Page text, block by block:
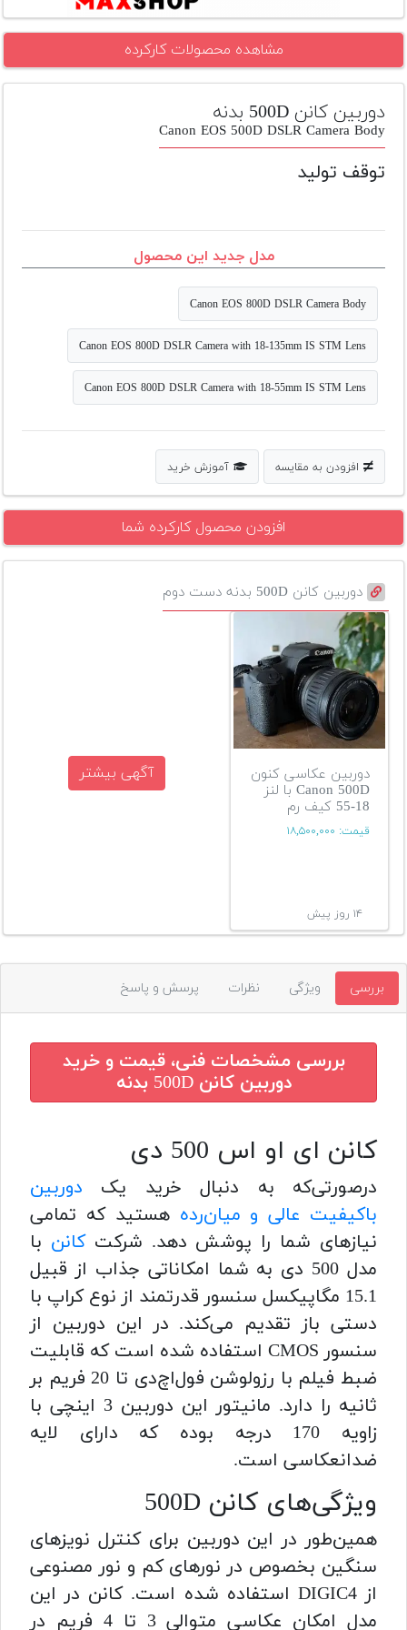
پلاس
افزودن
محصول
دست
دوم
قیمت
بله
مشاهده محصولات کارکرده
دوربین کانن 500D بدنه
Canon EOS 500D DSLR Camera Body
توقف تولید
مدل جدید این محصول
Canon EOS 800D DSLR Camera Body
Canon EOS 800D DSLR Camera with 18-135mm IS STM Lens
Canon EOS 800D DSLR Camera with 18-55mm IS STM Lens
افزودن به مقایسه آموزش خرید
افزودن محصول کارکرده شما
دوربین کانن 500D بدنه دست دوم
دوربین عکاسی کنون
Canon 500D با لنز
18-55 کیف رم
قیمت: ۱۸,۵۰۰,۰۰۰
۱۴ روز پیش
آگهی بیشتر
بررسی ویژگی نظرات پرسش و پاسخ
بررسی مشخصات فنی، قیمت و خرید
دوربین کانن 500D بدنه
کانن ای او اس 500 دی
درصورتی‌که به دنبال خرید یک دوربین
باکیفیت عالی و میان‌ردههستید که تمامی
نیازهای شما را پوشش دهد. شرکتکانن با
مدل 500 دی به شما امکاناتی جذاب از قبیل
15.1 مگاپیکسل سنسور قدرتمند از نوع کراپ با
دستی باز تقدیم می‌کند. در این دوربین از
سنسور CMOS استفاده شده است که قابلیت
ضبط فیلم با رزولوشن فول‌اچ‌دی تا 20 فریم بر
ثانیه را دارد. مانیتور این دوربین 3 اینچی با
زاویه 170 درجه بوده که دارای لایه
ضدانعکاسی است.
ویژگی‌های کانن 500D
همین‌طور در این دوربین برای کنترل نویزهای
سنگین بخصوص در نورهای کم و نور مصنوعی
از DIGIC4 استفاده شده است. کانن در این
مدل امکان عکاسی متوالی 3 تا 4 فریم در